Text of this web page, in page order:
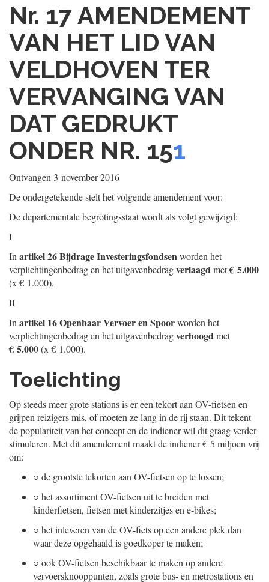
Nr. 17AMENDEMENT
VAN HET LID VAN
VELDHOVEN TER
VERVANGING VAN
DAT GEDRUKT
ONDER NR. 151
Ontvangen 3 november 2016
De ondergetekende stelt het volgende amendement voor:
De departementale begrotingsstaat wordt als volgt gewijzigd:
I
In artikel 26 Bijdrage Investeringsfondsenworden het
verplichtingenbedrag en het uitgavenbedragverlaagdmet€ 5.000
(x € 1.000).
II
In artikel 16 Openbaar Vervoer en Spoorworden het
verplichtingenbedrag en het uitgavenbedragverhoogdmet
€ 5.000(x € 1.000).
Toelichting
Op steeds meer grote stations is er een tekort aan OV-fietsen en
grijpen reizigers mis, of moeten ze lang in de rij staan. Dit tekent
de populariteit van het concept en de indiener wil dit graag verder
stimuleren. Met dit amendement maakt de indiener € 5 miljoen vrij
om:
○ de grootste tekorten aan OV-fietsen op te lossen;
○ het assortiment OV-fietsen uit te breiden met
kinderfietsen, fietsen met kinderzitjes en e-bikes;
○ het inleveren van de OV-fiets op een andere plek dan
waar deze opgehaald is goedkoper te maken;
○ ook OV-fietsen beschikbaar te maken op andere
vervoersknooppunten, zoals grote bus- en metrostations en